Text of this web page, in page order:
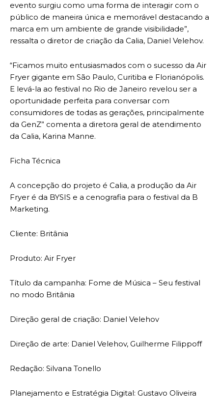
evento surgiu como uma forma de interagir com o
público de maneira única e memorável destacando a
marca em um ambiente de grande visibilidade”,
ressalta o diretor de criação da Calia, Daniel Velehov.
“Ficamos muito entusiasmados com o sucesso da Air
Fryer gigante em São Paulo, Curitiba e Florianópolis.
E levá-la ao festival no Rio de Janeiro revelou ser a
oportunidade perfeita para conversar com
consumidores de todas as gerações, principalmente
da GenZ” comenta a diretora geral de atendimento
da Calia, Karina Manne.
Ficha Técnica
A concepção do projeto é Calia, a produção da Air
Fryer é da BYSIS e a cenografia para o festival da B
Marketing.
Cliente: Britânia
Produto: Air Fryer
Título da campanha: Fome de Música – Seu festival
no modo Britânia
Direção geral de criação: Daniel Velehov
Direção de arte: Daniel Velehov, Guilherme Filippoff
Redação: Silvana Tonello
Planejamento e Estratégia Digital: Gustavo Oliveira